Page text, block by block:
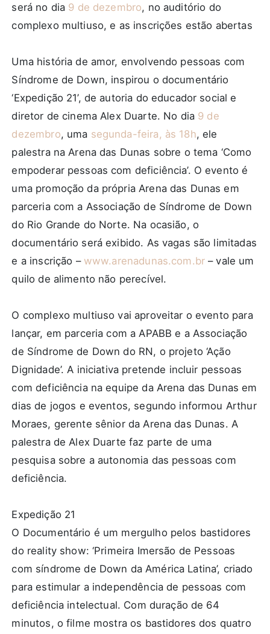
será no dia 9 de dezembro, no auditório do
complexo multiuso, e as inscrições estão abertas
Uma história de amor, envolvendo pessoas com
Síndrome de Down, inspirou o documentário
‘Expedição 21’, de autoria do educador social e
diretor de cinema Alex Duarte. No dia 9 de
dezembro, uma segunda-feira, às 18h, ele
palestra na Arena das Dunas sobre o tema ‘Como
empoderar pessoas com deficiência’. O evento é
uma promoção da própria Arena das Dunas em
parceria com a Associação de Síndrome de Down
do Rio Grande do Norte. Na ocasião, o
documentário será exibido. As vagas são limitadas
e a inscrição – www.arenadunas.com.br – vale um
quilo de alimento não perecível.
O complexo multiuso vai aproveitar o evento para
lançar, em parceria com a APABB e a Associação
de Síndrome de Down do RN, o projeto ‘Ação
Dignidade’. A iniciativa pretende incluir pessoas
com deficiência na equipe da Arena das Dunas em
dias de jogos e eventos, segundo informou Arthur
Moraes, gerente sênior da Arena das Dunas. A
palestra de Alex Duarte faz parte de uma
pesquisa sobre a autonomia das pessoas com
deficiência.
Expedição 21
O Documentário é um mergulho pelos bastidores
do reality show: ‘Primeira Imersão de Pessoas
com síndrome de Down da América Latina’, criado
para estimular a independência de pessoas com
deficiência intelectual. Com duração de 64
minutos, o filme mostra os bastidores dos quatro